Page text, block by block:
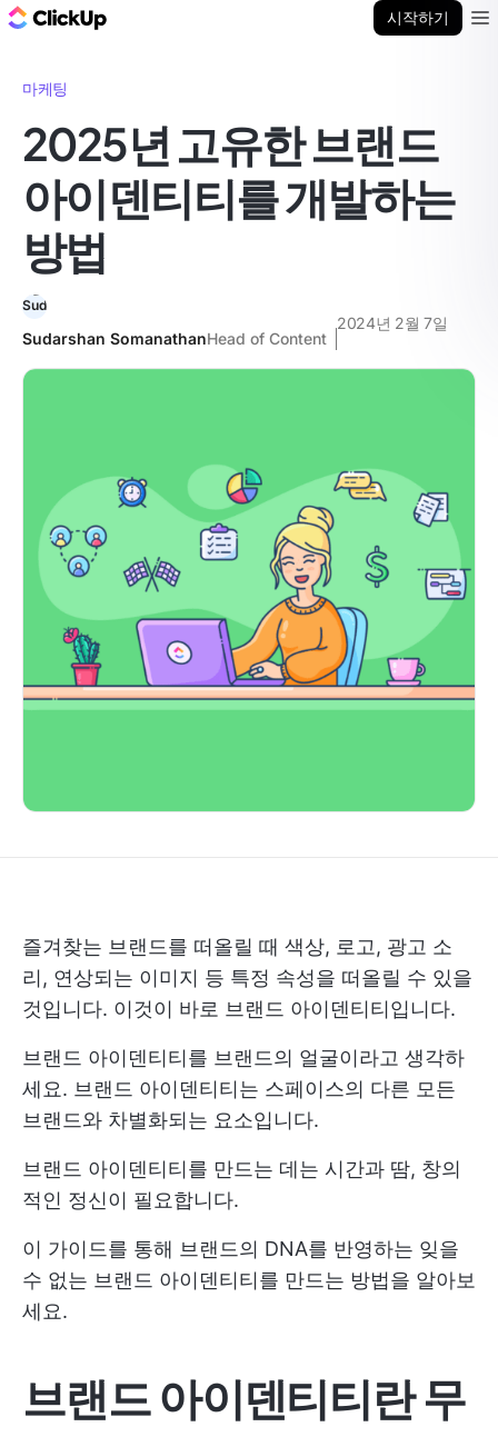
시작하기
마케팅
2025년 고유한 브랜드
아이덴티티를 개발하는
방법
Sudarshan SomanathanHead of Content
2024년 2월 7일
즐겨찾는 브랜드를 떠올릴 때 색상, 로고, 광고 소
리, 연상되는 이미지 등 특정 속성을 떠올릴 수 있을
것입니다. 이것이 바로 브랜드 아이덴티티입니다.
브랜드 아이덴티티를 브랜드의 얼굴이라고 생각하
세요. 브랜드 아이덴티티는 스페이스의 다른 모든
브랜드와 차별화되는 요소입니다.
브랜드 아이덴티티를 만드는 데는 시간과 땀, 창의
적인 정신이 필요합니다.
이 가이드를 통해 브랜드의 DNA를 반영하는 잊을
수 없는 브랜드 아이덴티티를 만드는 방법을 알아보
세요.
브랜드 아이덴티티란 무